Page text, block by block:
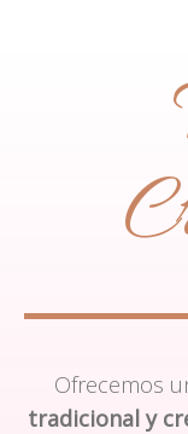
Ofrecemos
tradicional y